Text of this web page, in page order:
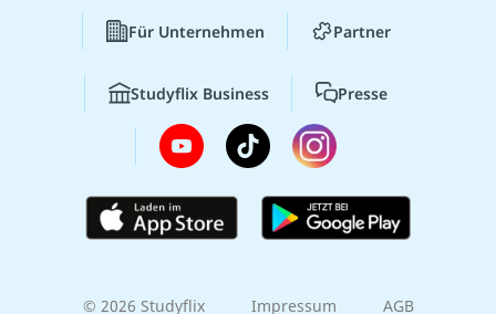
Für Unternehmen Partner
Studyflix Business Presse
© 2026 Studyflix Impressum AGB